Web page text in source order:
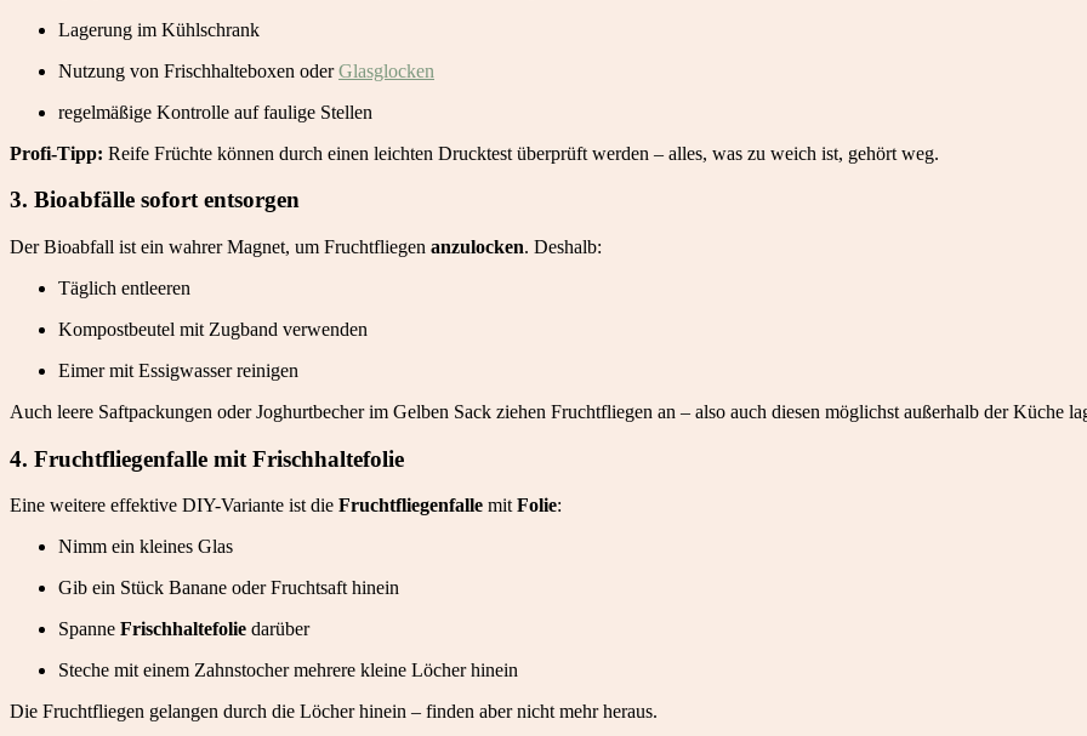
Lagerung im Kühlschrank
Nutzung von Frischhalteboxen oderGlasglocken
regelmäßige Kontrolle auf faulige Stellen
Profi-Tipp: Reife Früchte können durch einen leichten Drucktest überprüft werden – alles, was zu weich ist, gehört weg.
3. Bioabfälle sofort entsorgen
Der Bioabfall ist ein wahrer Magnet, um Fruchtfliegen anzulocken. Deshalb:
Täglich entleeren
Kompostbeutel mit Zugband verwenden
Eimer mit Essigwasser reinigen
Auch leere Saftpackungen oder Joghurtbecher im Gelben Sack ziehen Fruchtfliegen an – also auch diesen möglichst außerhalb der Küche
4. Fruchtfliegenfalle mit Frischhaltefolie
Eine weitere effektive DIY-Variante ist die Fruchtfliegenfalle mit Folie:
Nimm ein kleines Glas
Gib ein Stück Banane oder Fruchtsaft hinein
Spanne Frischhaltefolie darüber
Steche mit einem Zahnstocher mehrere kleine Löcher hinein
Die Fruchtfliegen gelangen durch die Löcher hinein – finden aber nicht mehr heraus.